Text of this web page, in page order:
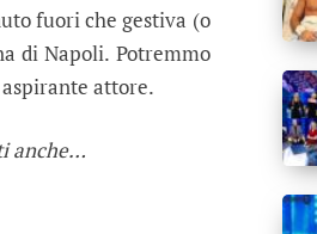
fuori che gestiva (o
di Napoli. Potremmo
attore.
anche…